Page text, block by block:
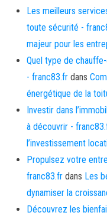
Les meilleurs
toute sécurité -
majeur pour les
Quel type de
- franc83.fr dans
énergétique de la
Investir dans
à découvrir -
l’investissement
Propulsez votre
franc83.fr dans Les
dynamiser la
Découvrez les